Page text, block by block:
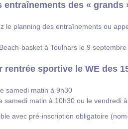
des «
le planning des entraînements ou
basket à Toulhars le 9
sportive le WE des
samedi matin à 9h30
samedi matin à 10h30 ou le vendredi
avec pré-inscription obligatoire